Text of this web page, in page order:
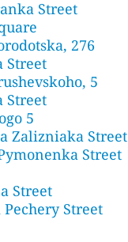
Street
276
Street
5
Street
5
Zalizniaka Street
Street
Street
Street